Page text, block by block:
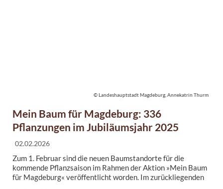
Mein Baum für Magdeburg: 336
Pflanzungen im Jubiläumsjahr 2025
02.02.2026
Zum 1. Februar sind die neuen Baumstandorte für die
kommende Pflanzsaison im Rahmen der Aktion »Mein Baum
für Magdeburg« veröffentlicht worden. Im zurückliegenden
© Landeshauptstadt Magdeburg, Annekatrin Thurm